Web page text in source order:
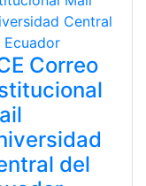
Correo
del